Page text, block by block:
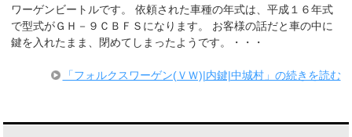
ワーゲンビートルです。 依頼された車種の年式は、平成１６年式
で型式がＧＨ－９ＣＢＦＳになります。 お客様の話だと車の中に
鍵を入れたまま、閉めてしまったようです。・・・
「フォルクスワーゲン(ＶＷ)|内鍵|中城村」の続きを読む